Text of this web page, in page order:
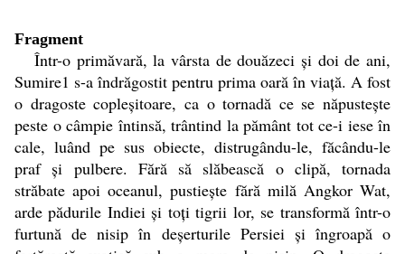
Fragment
Într-o primăvară, la vârsta de douăzeci şi doi de ani,
Sumire1 s-a îndrăgostit pentru prima oară în viaţă. A fost
o dragoste copleşitoare, ca o tornadă ce se năpusteşte
peste o câmpie întinsă, trântind la pământ tot ce-i iese în
cale, luând pe sus obiecte, distrugându-le, făcându-le
praf şi pulbere. Fără să slăbească o clipă, tornada
străbate apoi oceanul, pustieşte fără milă Angkor Wat,
arde pădurile Indiei şi toţi tigrii lor, se transformă într-o
furtună de nisip în deşerturile Persiei şi îngroapă o